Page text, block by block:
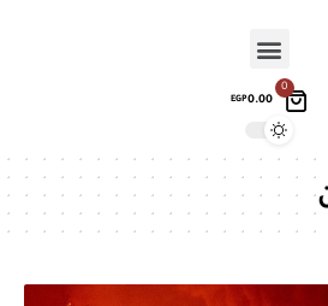
0
EGP0.00